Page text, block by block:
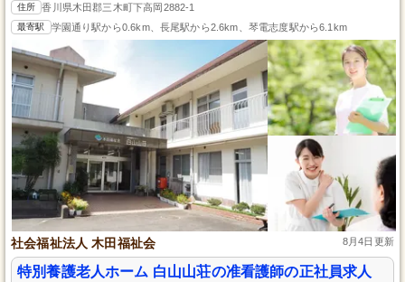
住所 香川県木田郡三木町下高岡2882-1
最寄駅 学園通り駅から0.6km、長尾駅から2.6km、琴電志度駅から6.1km
社会福祉法人 木田福祉会 8月4日更新
特別養護老人ホーム 白山山荘の准看護師の正社員求人